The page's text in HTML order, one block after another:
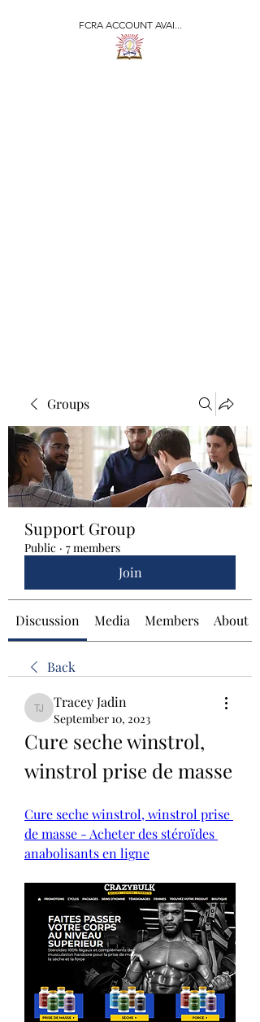
FCRA ACCOUNT AVAI...
Groups
Support Group
Public · 7 members
Join
Discussion Media Members About
Back
Tracey Jadin
Tracey Jadin
September 10, 2023
Cure seche winstrol,
winstrol prise de masse
Cure seche winstrol, winstrol prise
de masse - Acheter des stéroïdes
anabolisants en ligne